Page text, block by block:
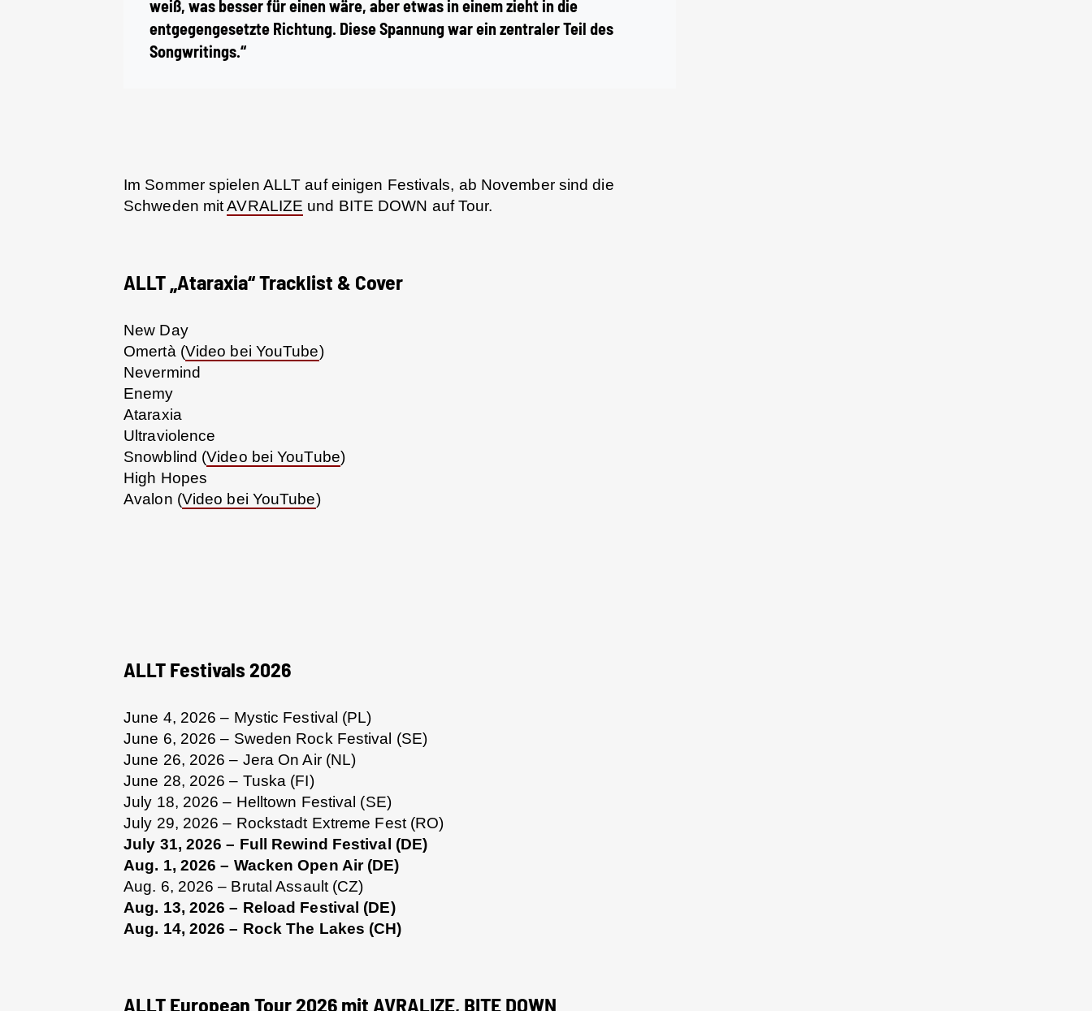
weiß, was besser für einen wäre, aber etwas in einem zieht in die
entgegengesetzte Richtung. Diese Spannung war ein zentraler Teil des
Songwritings.“
Im Sommer spielen ALLT auf einigen Festivals, ab November sind die
Schweden mitAVRALIZE und BITE DOWN auf Tour.
ALLT „Ataraxia“ Tracklist & Cover
New Day
Omertà (Video bei YouTube)
Nevermind
Enemy
Ataraxia
Ultraviolence
Snowblind (Video bei YouTube)
High Hopes
Avalon (Video bei YouTube)
ALLT Festivals 2026
June 4, 2026 – Mystic Festival (PL)
June 6, 2026 – Sweden Rock Festival (SE)
June 26, 2026 – Jera On Air (NL)
June 28, 2026 – Tuska (FI)
July 18, 2026 – Helltown Festival (SE)
July 29, 2026 – Rockstadt Extreme Fest (RO)
July 31, 2026 – Full Rewind Festival (DE)
Aug. 1, 2026 – Wacken Open Air (DE)
Aug. 6, 2026 – Brutal Assault (CZ)
Aug. 13, 2026 – Reload Festival (DE)
Aug. 14, 2026 – Rock The Lakes (CH)
ALLT European Tour 2026 mit AVRALIZE, BITE DOWN